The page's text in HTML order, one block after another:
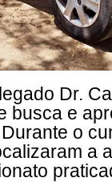
Dr.
busca e
o
a